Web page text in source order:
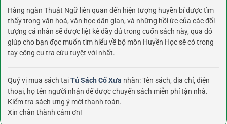
Hàng ngàn Thuật Ngữ liên quan đến hiện tượng huyền bí được tìm
thấy trong văn hoá, văn học dân gian, và những hồi ức của các đối
tượng cá nhân sẽ được liệt kê đầy đủ trong cuốn sách này, qua đó
giúp cho bạn đọc muốn tìm hiểu về bộ môn Huyền Học sẽ có trong
tay công cụ tra cứu tuyệt vời nhất.
Quý vị mua sách tạiTủ Sách Cổ Xưa nhắn: Tên sách, địa chỉ, điện
thoại, họ tên người nhận để được chuyển sách miễn phí tận nhà.
Kiểm tra sách ưng ý mới thanh toán.
Xin chân thành cảm ơn!